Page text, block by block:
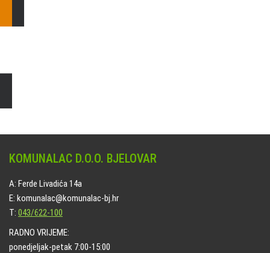
KOMUNALAC D.O.O. BJELOVAR
A: Ferde Livadića 14a
E: komunalac@komunalac-bj.hr
T: 043/622-100
RADNO VRIJEME:
ponedjeljak-petak 7:00-15:00